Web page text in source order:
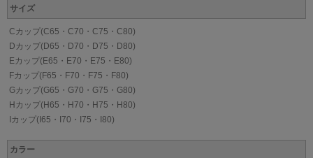
サイズ
Cカップ(C65・C70・C75・C80)
Dカップ(D65・D70・D75・D80)
Eカップ(E65・E70・E75・E80)
Fカップ(F65・F70・F75・F80)
Gカップ(G65・G70・G75・G80)
Hカップ(H65・H70・H75・H80)
Iカップ(I65・I70・I75・I80)
カラー